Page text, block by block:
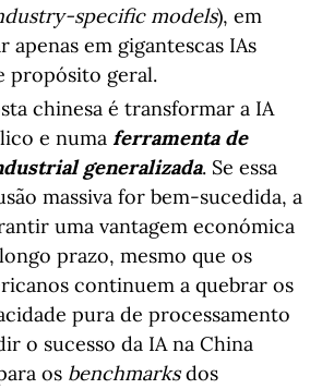
specific models), em
apenas em gigantescas IAs
propósito geral.
chinesa é transformar a IA
e numa ferramenta de
generalizada. Se essa
massiva for bem-sucedida, a
uma vantagem económica
prazo, mesmo que os
continuem a quebrar os
pura de processamento
o sucesso da IA na China
os benchmarksdos